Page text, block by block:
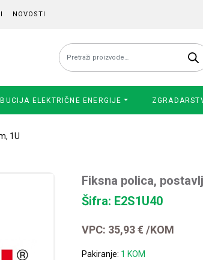
NOVOSTI
Pretraži:
ELEKTRIČNE ENERGIJE
1U
Fiksna polica,
Šifra: E2S1U40
VPC: 35,93€ /KOM
Pakiranje: 1 KOM